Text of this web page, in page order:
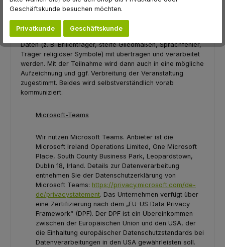
werden, ob man während der Veranstaltung von sich Bild
sich aktiv dafür entscheiden, umfasst diese Zustimmung
auch, dass ggf. besondere Kategorien personenbezogener
Daten (z. B. Brillenträger, steife Gliedmaßen, Sprachfehler,
Träger religiöser Symbole) mit übertragen und verarbeitet
werden. Mit der Teilnahme wird dann auch in eine mögliche
Aufzeichnung und ggf. Verbreitung der Veranstaltung
zugestimmt. Beides wird selbstverständlich vorab
kommuniziert.
Microsoft-Teams
Wir nutzen Microsoft Teams. Anbieter ist die
Microsoft Ireland Operations Limited, One Microsoft
Place, South County Business Park, Leopardstown,
Dublin 18, Irland. Details zur Datenverarbeitung
entnehmen Sie der Datenschutzerklärung von
Microsoft Teams: https://privacy.microsoft.com/de-
de/privacystatement. Das Unternehmen verfügt über
eine Zertifizierung nach dem „EU-US Data Privacy
Framework“ (DPF). Der DPF ist ein Übereinkommen
zwischen der Europäischen Union und den USA, der
die Einhaltung europäischer Datenschutzstandards bei
Datenverarbeitungen in den USA gewährleisten soll.
Geschäftskunde besuchen möchten.
Privatkunde Geschäftskunde